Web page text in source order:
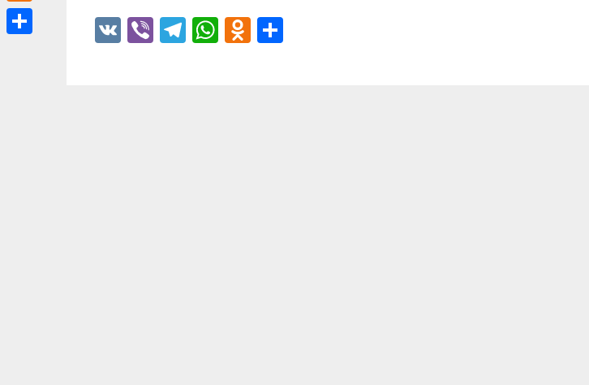
VK ViberTelegram
WhatsApp
Odnoklassniki
Odnoklassniki